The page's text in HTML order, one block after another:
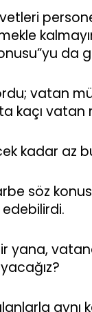
da
vatan
kaçı
kadar az
söz
vatana
aynı